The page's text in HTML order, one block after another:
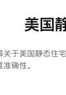
美国
关于美国静态住
确性。